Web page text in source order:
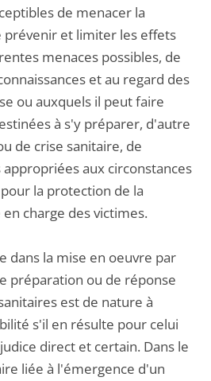
de menacer la
prévenir et limiter les effets
menaces possibles, de
et au regard des
ou auxquels il peut faire
à s'y préparer, d'autre
de crise sanitaire, de
aux circonstances
la protection de la
charge des victimes.
dans la mise en oeuvre par
préparation ou de réponse
est de nature à
s'il en résulte pour celui
direct et certain. Dans le
liée à l'émergence d'un